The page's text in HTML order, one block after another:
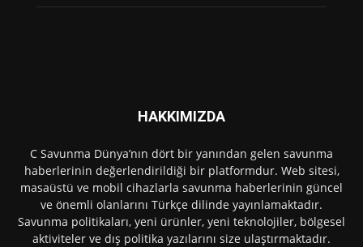
HAKKIMIZDA
C Savunma Dünya’nın dört bir yanından gelen savunma
haberlerinin değerlendirildiği bir platformdur. Web sitesi,
masaüstü ve mobil cihazlarla savunma haberlerinin güncel
ve önemli olanlarını Türkçe dilinde yayınlamaktadır.
Savunma politikaları, yeni ürünler, yeni teknolojiler, bölgesel
aktiviteler ve dış politika yazılarını size ulaştırmaktadır.